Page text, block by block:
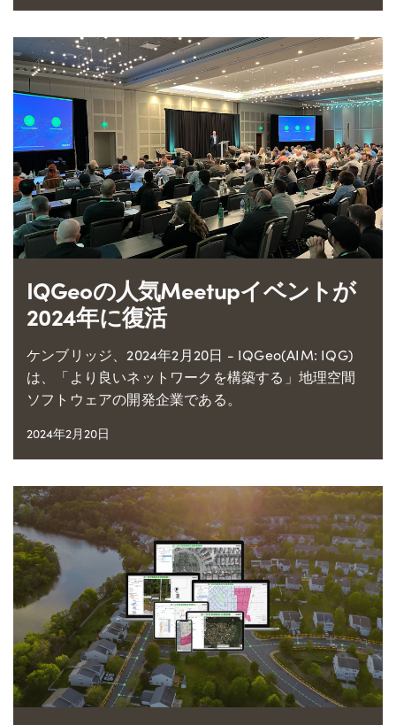
IQGeoの人気Meetupイベントが
2024年に復活
ケンブリッジ、2024年2月20日 - IQGeo(AIM: IQG)
は、「より良いネットワークを構築する」地理空間
ソフトウェアの開発企業である。
2024年2月20日